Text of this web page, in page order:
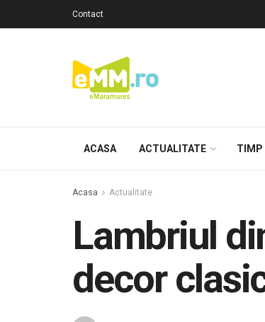
Contact
ACASA ACTUALITATE TIMP
Acasa Actualitate
Lambriul
decor